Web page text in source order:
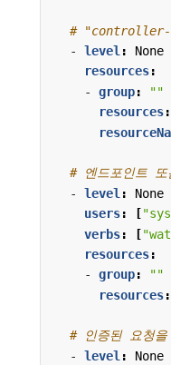
# "controller-
- level :
None
resources:
- group:
""
resources:
# 엔드포인트
- level :
None
users: [
verbs: [
resources:
- group: ""
resources:
# 인증된 요청
- level :
None